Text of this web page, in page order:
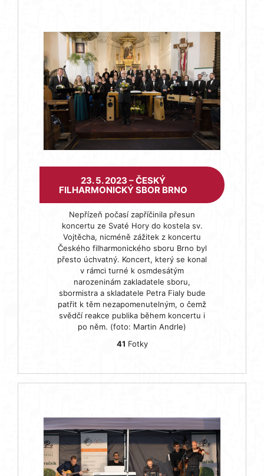
23. 5. 2023 – ČESKÝ
FILHARMONICKÝ SBOR BRNO
Nepřízeň počasí zapříčinila přesun
koncertu ze Svaté Hory do kostela sv.
Vojtěcha, nicméně zážitek z koncertu
Českého filharmonického sboru Brno byl
přesto úchvatný. Koncert, který se konal
v rámci turné k osmdesátým
narozeninám zakladatele sboru,
sbormistra a skladatele Petra Fialy bude
patřit k těm nezapomenutelným, o čemž
svědčí reakce publika během koncertu i
po něm. (foto: Martin Andrle)
41 Fotky